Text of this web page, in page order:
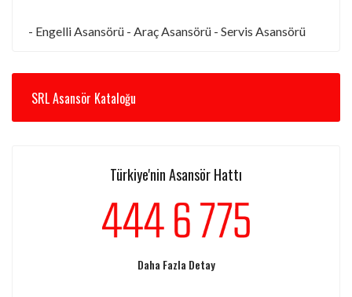
- Engelli Asansörü - Araç Asansörü - Servis Asansörü
SRL Asansör Kataloğu
Türkiye'nin Asansör Hattı
Daha Fazla Detay